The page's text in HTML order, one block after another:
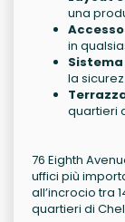
una
in
la
quartieri
76 Eighth
uffici più
all’incrocio tra
quartieri di